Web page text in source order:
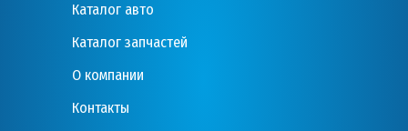
Каталог авто
Каталог запчастей
О компании
Контакты